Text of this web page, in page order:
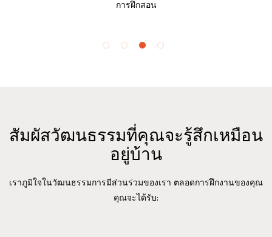
การฝึกสอน
สัมผัสวัฒนธรรมที่คุณจะรู้สึกเหมือน
อยู่บ้าน
เราภูมิใจในวัฒนธรรมการมีส่วนร่วมของเรา ตลอดการฝึกงานของคุณ
คุณจะได้รับ: